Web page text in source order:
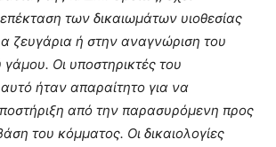
των δικαιωμάτων υιοθεσίας
ζευγάρια ή στην αναγνώριση του
Οι υποστηρικτές του
αυτό ήταν απαραίτητο για να
από την παρασυρόμενη προς
του κόμματος. Οι δικαιολογίες